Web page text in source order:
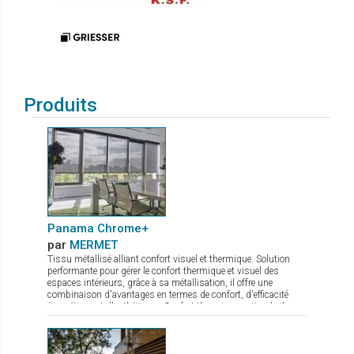
Produits
Panama Chrome+
par MERMET
Tissu métallisé alliant confort visuel et thermique. Solution
performante pour gérer le confort thermique et visuel des
espaces intérieurs, grâce à sa métallisation, il offre une
combinaison d'avantages en termes de confort, d'efficacité
énergétique et d'esthétique : Confort thermique optimal : il
réfléchit jusqu'à 80 % de l'énergie solaire. Maîtrise de
l'éblouissement : quel que soit le coloris choisi, il protège les
occupants des effets gênants de la lumière tout en maintenant